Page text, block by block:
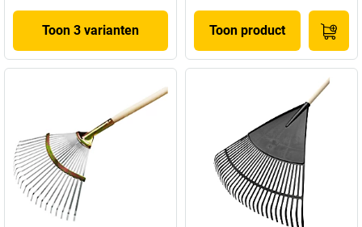
Toon 3 varianten Toon product